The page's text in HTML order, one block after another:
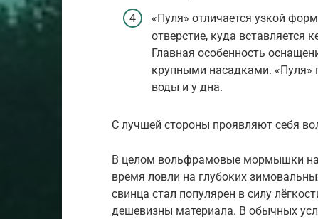
«Пуля» отличается узкой
отверстие, куда вставляется
Главная особенность
крупными насадками.
воды и у дна.
С лучшей стороны проявляют себя
В целом вольфрамовые мормышки на
время ловли на глубоких
свинца стал популярен в силу
дешевизны материала. В обычных